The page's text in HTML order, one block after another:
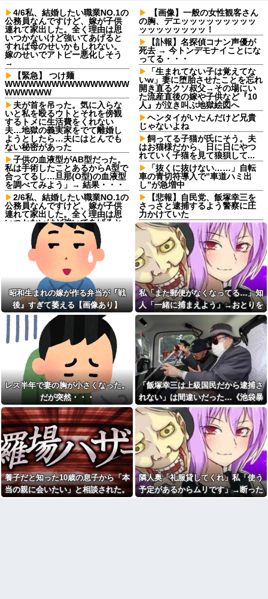
4/6私、結婚したい職業NO.1の
公務員なんですけど、嫁が子供
連れて家出した。全く理由は思
いつかないけど強いてあげると
すれば母のせいかもしれない。
嫁のせいでアトピー悪化しそう
→
【緊急】 つけ麺
WWWWWWWWWWWWWWWW
WWWWWW
夫が首を吊った。気に入らな
いと私を殴るウトとそれを傍観
するトメに生活費をくれない
夫…地獄の義実家をでて離婚し
ようとしたら…夫にはとんでも
ない秘密があった
子供の血液型がAB型だった。
私は手術したことあるからA型で
合ってるし…旦那(O型)の血液型
を調べてみよう」→ 結果・・・
2/6私、結婚したい職業NO.1の
公務員なんですけど、嫁が子供
連れて家出した。全く理由は思
いつかないけど強いてあげると
すれば母のせいかもしれない。
嫁のせいでアトピー悪化しそう
教師「君を心配している人が
いる」俺「誰ですか？」→紹介
された女性と出会い、まさか結
婚することになるとは…
手作りスカートを欲しがる友
人が500円玉を置いて「お釣はい
らないよ！」と言ってきた。材
料費にも足りないので返したら
「タダで作ってくれるの？」っ
て...
「下着や化粧や靴にネイル、
とにかく女ばっかりお金がかか
る、男女差別！」と話にはちょ
っとのれない
【前編】友人から俺の嫁と子
が不審な男と歩いてると聞いた
俺。単身赴任先から興信所に相
談した結果
私「妊娠しました」義兄嫁
「その子は私が育てる！」→義
妹の子を育ててきた私にまさか
の要求をしてきて…
「2年間、たぶん1日4回は握っ
てた」ラスベガスで買った3,000
円のキーホルダーを調べたら
寺田心、週6ジム通いで体重
【画像】一般の女性観客さん
の胸、デエッッッッッッッッッ
ッッッッッッッッ！
【訃報】名探偵コナン声優が
死去 → 今トンデモナイことにな
ってる・・・
「生まれてない子は覚えてな
いw」妻に堕胎させたことを忘れ
開き直るクソ叔父→その場にい
た流産直後の嫁や子供など『10
人』が泣き叫ぶ地獄絵図へ
ヘンタイがいたんだけど兄貴
じゃないよね
飼ってる子猫が氏にそう。夫
はお猫様だから、日に日にやつ
れていく子猫を見て狼狽して...
「抜くに抜けない……」自転
車の青切符導入で”車道ハミ出
し”が急増中
【悲報】自民党、飯塚幸三を
さっさと逮捕するよう警察に圧
力かけていた
【驚愕】インドネシア、[ドラ
えもんが16人発見されるｗｗｗ
ｗｗｗｗｗｗ他
冷蔵庫あけたらパイナップル
があって友人が食ったら、友人
ところのジジイが買ったたくあ
んだったんだか
従姉の息子の内定が決まらず
旦那の会社に口利きを頼めない
かと言うお願い。「一応聞いて
みるけど無理だと思うよ」って
言ったらなぜか返答が上から目
線
【驚異】夫の年収1400万の妻
がランチに使う金額がこちらで
すｗｗｗｗｗｗｗｗｗ
いくらでも一人行動できる人
24歳年収550万ワイ、高級車も
豪邸も買えない人生が確定して
いる事実に咽び泣く
【腹筋崩壊】見た瞬間吹いた
画像を貼っていくスレｗｗｗｗ
【修羅場】父の浮気相手がま
さかの男！？私が突き止めた結
果ｗｗｗｗ
今日から業務報告書の「庶
務」っていう大項目が急に廃止
されたんだけど意味不明すぎる
社会人1年目の時、下の階に住
昭和生まれの嫁が作る弁当が『戦
後』すぎて萎える【画像あり】
私「また郵便がなくなってる…」知
人「一緒に捕まえよう」→おとりを
仕掛けたら泥奥がまんまと引っかか
り…
レス半年で妻の胸が小さくなった。
だが突然・・・
「飯塚幸三は上級国民だから逮捕さ
れない」は間違いだった…《池袋暴
走事故》警視庁幹部が「自民党議
員」に呼び出されても逮捕を見送っ
た理由
養子だと知った10歳の息子から「本
当の親に会いたい」と相談された。
隣人奥「礼服貸してくれ」私「使う
予定があるからムリです」→断った